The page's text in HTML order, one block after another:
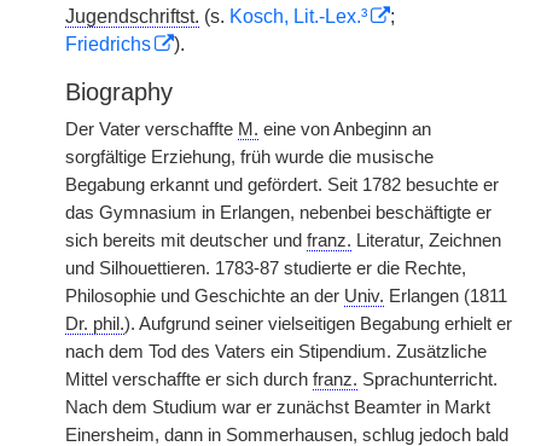
Jugendschriftst. (s. Kosch, Lit.-Lex.³
;
Friedrichs
).
Biography
Der Vater verschaffte M. eine von Anbeginn an
sorgfältige Erziehung, früh wurde die musische
Begabung erkannt und gefördert. Seit 1782 besuchte er
das Gymnasium in Erlangen, nebenbei beschäftigte er
sich bereits mit deutscher und franz. Literatur, Zeichnen
und Silhouettieren. 1783-87 studierte er die Rechte,
Philosophie und Geschichte an der Univ. Erlangen (1811
Dr. phil.). Aufgrund seiner vielseitigen Begabung erhielt er
nach dem Tod des Vaters ein Stipendium. Zusätzliche
Mittel verschaffte er sich durch franz. Sprachunterricht.
Nach dem Studium war er zunächst Beamter in Markt
Einersheim, dann in Sommerhausen, schlug jedoch bald